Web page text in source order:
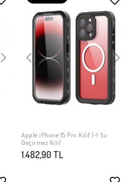
SEPETE EKLE
Apple iPhone 15 Pro Kılıf 1-1 Su
Geçirmez Kılıf
1.482,90 TL